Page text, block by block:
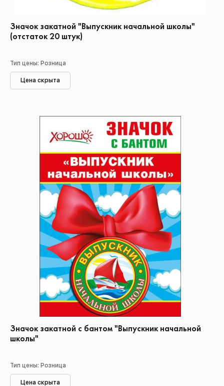
Значок закатной "Выпускник начальной школы"
(отстаток 20 штук)
Тип цены: Розница
Цена скрыта
Значок закатной с бантом "Выпускник начальной
школы"
Тип цены: Розница
Цена скрыта